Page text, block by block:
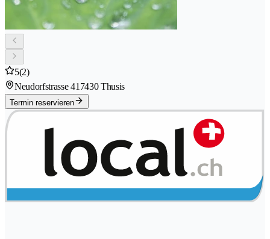
5(2)
Neudorfstrasse 41 7430 Thusis
Termin reservieren